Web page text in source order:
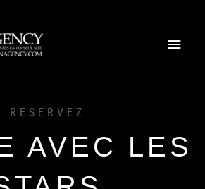
Menu
RÉSERVEZ
AVEC LES